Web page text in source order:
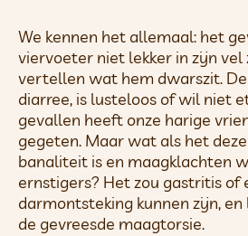
We kennen het allemaal: het
viervoeter niet lekker in zijn vel
vertellen wat hem dwarszit.
diarree, is lusteloos of wil niet
gevallen heeft onze harige
gegeten. Maar wat als het
banaliteit is en maagklachten
ernstigers? Het zou gastritis of
darmontsteking kunnen zijn,
de gevreesde maagtorsie.